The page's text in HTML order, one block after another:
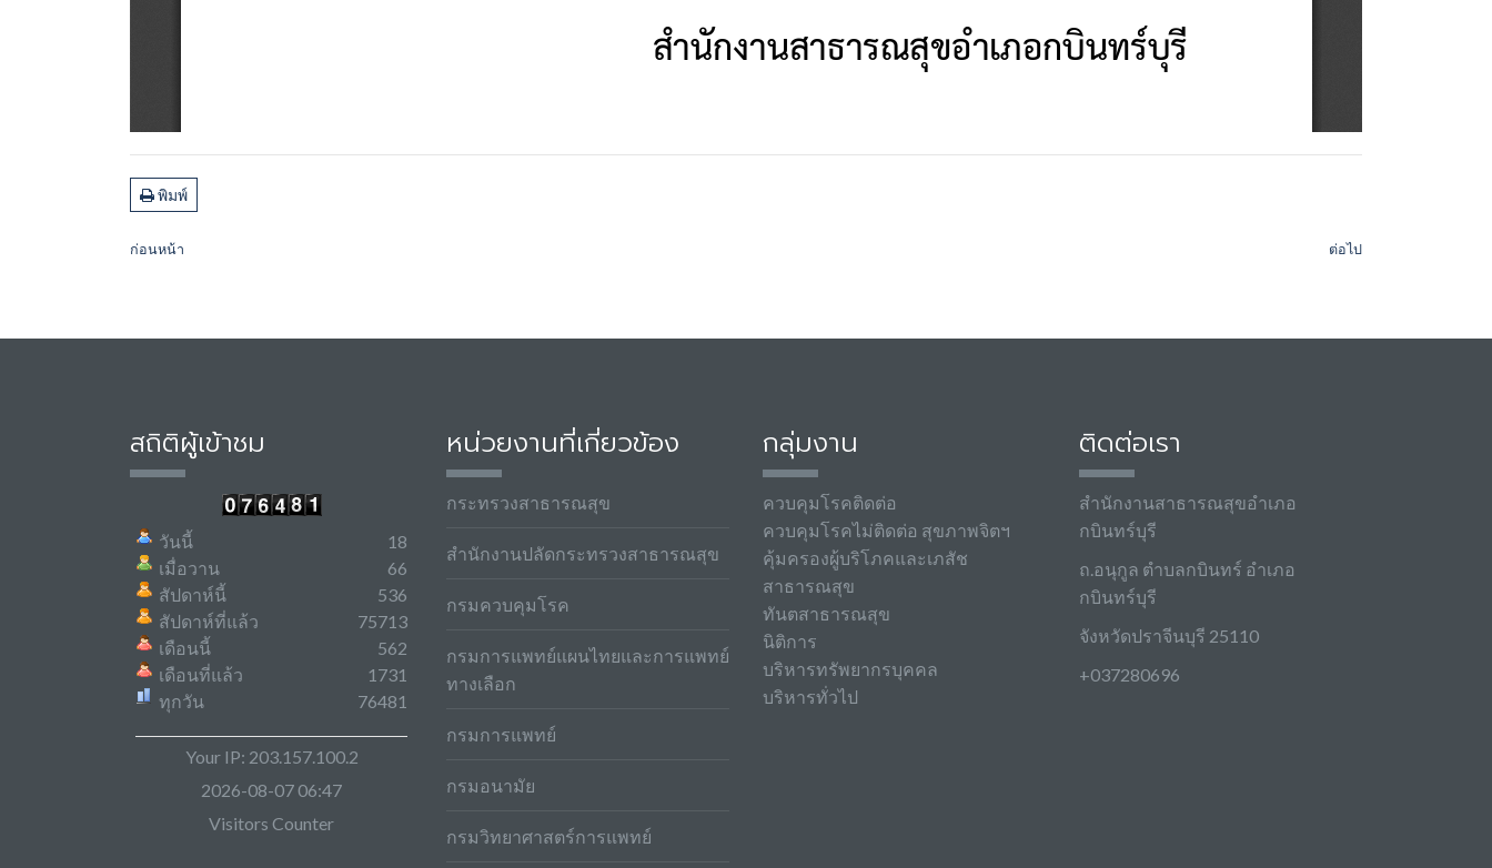
พิมพ์
ก่อนหน้า ต่อไป
สถิติผู้เข้าชม
วันนี้
เมื่อวาน
สัปดาห์นี้
สัปดาห์ที่แล้ว
เดือนนี้
เดือนที่แล้ว
ทุกวัน
18
66
536
75713
562
1731
76481
Your IP: 203.157.100.2
2026-08-07 06:47
Visitors Counter
หน่วยงานที่เกี่ยวข้อง
กระทรวงสาธารณสุข
สำนักงานปลัดกระทรวงสาธารณสุข
กรมควบคุมโรค
กรมการแพทย์แผนไทยและการแพทย์
ทางเลือก
กรมการแพทย์
กรมอนามัย
กรมวิทยาศาสตร์การแพทย์
กลุ่มงาน
ควบคุมโรคติดต่อ
ควบคุมโรคไม่ติดต่อ สุขภาพจิตฯ
คุ้มครองผู้บริโภคและเภสัช
สาธารณสุข
ทันตสาธารณสุข
นิติการ
บริหารทรัพยากรบุคคล
บริหารทั่วไป
ติดต่อเรา
สำนักงานสาธารณสุขอำเภอ
กบินทร์บุรี
ถ.อนุกูล ตำบลกบินทร์ อำเภอ
กบินทร์บุรี
จังหวัดปราจีนบุรี 25110
+037280696